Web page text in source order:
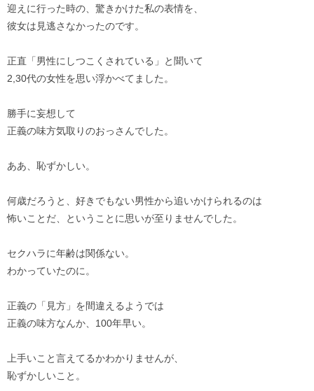
迎えに行った時の、驚きかけた私の表情を、
彼女は見逃さなかったのです。
正直「男性にしつこくされている」と聞いて
2,30代の女性を思い浮かべてました。
勝手に妄想して
正義の味方気取りのおっさんでした。
ああ、恥ずかしい。
何歳だろうと、好きでもない男性から追いかけられるのは
怖いことだ、ということに思いが至りませんでした。
セクハラに年齢は関係ない。
わかっていたのに。
正義の「見方」を間違えるようでは
正義の味方なんか、100年早い。
上手いこと言えてるかわかりませんが、
恥ずかしいこと。